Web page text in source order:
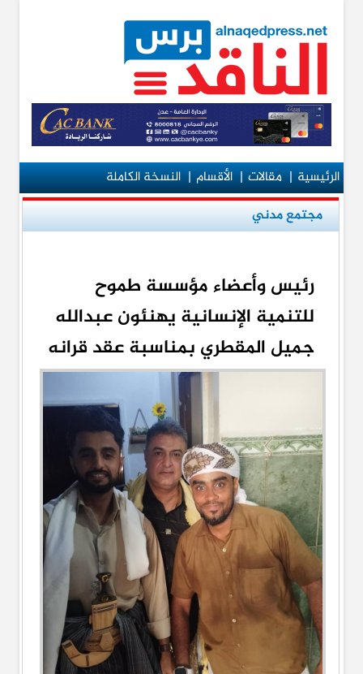
الرئيسية|مقالات|الأقسام|النسخة الكاملة
مجتمع مدني
رئيس وأعضاء مؤسسة طموح
للتنمية الإنسانية يهنئون عبدالله
جميل المقطري بمناسبة عقد قرانه